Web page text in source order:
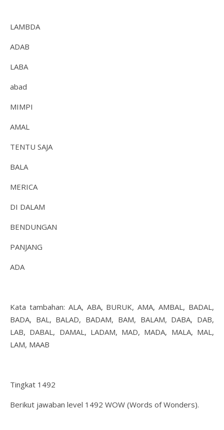
LAMBDA
ADAB
LABA
abad
MIMPI
AMAL
TENTU SAJA
BALA
MERICA
DI DALAM
BENDUNGAN
PANJANG
ADA
Kata tambahan: ALA, ABA, BURUK, AMA, AMBAL, BADAL,
BADA, BAL, BALAD, BADAM, BAM, BALAM, DABA, DAB,
LAB, DABAL, DAMAL, LADAM, MAD, MADA, MALA, MAL,
LAM, MAAB
Tingkat 1492
Berikut jawaban level 1492 WOW (Words of Wonders).